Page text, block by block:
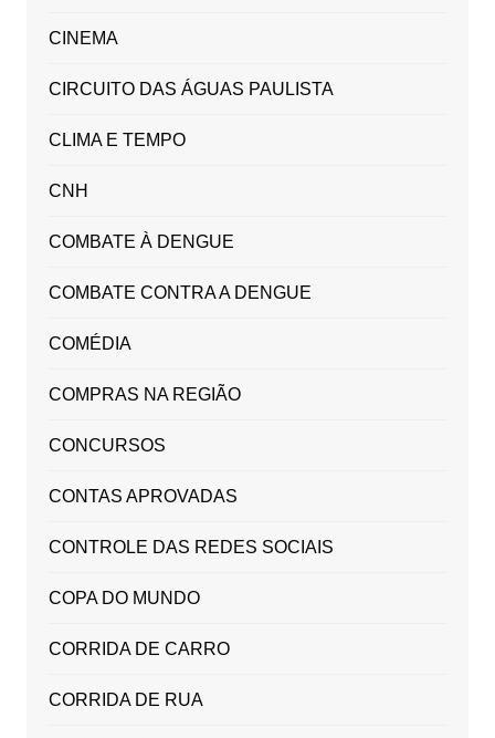
CINEMA
CIRCUITO DAS ÁGUAS PAULISTA
CLIMA E TEMPO
CNH
COMBATE À DENGUE
COMBATE CONTRA A DENGUE
COMÉDIA
COMPRAS NA REGIÃO
CONCURSOS
CONTAS APROVADAS
CONTROLE DAS REDES SOCIAIS
COPA DO MUNDO
CORRIDA DE CARRO
CORRIDA DE RUA